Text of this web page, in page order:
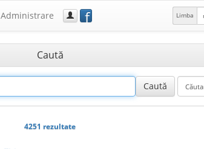
Administrare f Limba
Caută
4251 rezultate